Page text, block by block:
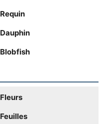
Requin
Dauphin
Blobfish
Fleurs
Feuilles